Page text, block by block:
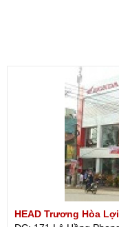
HEAD Trương Hòa